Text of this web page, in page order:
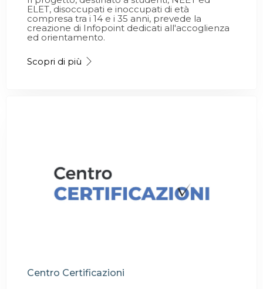
ELET, disoccupati e inoccupati di età
compresa tra i 14 e i 35 anni, prevede la
creazione di Infopoint dedicati all'accoglienza
ed orientamento.
Scopri di più
Centro Certificazioni